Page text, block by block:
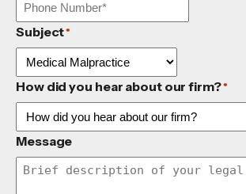
Subject*
How did you hear about our firm?*
Message